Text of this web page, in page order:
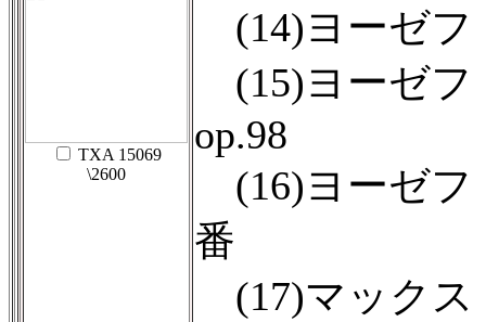
TXA 15069
\2600
(14)ヨーゼフ
(15)ヨーゼ
op.98
(16)ヨーゼフ
番
(17)マックス